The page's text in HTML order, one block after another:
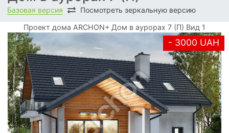
Базовая версия Посмотреть зеркальную версию
Проект дома ARCHON+ Дом в аурорах 7 (П) Вид 1
- 3000 UAH